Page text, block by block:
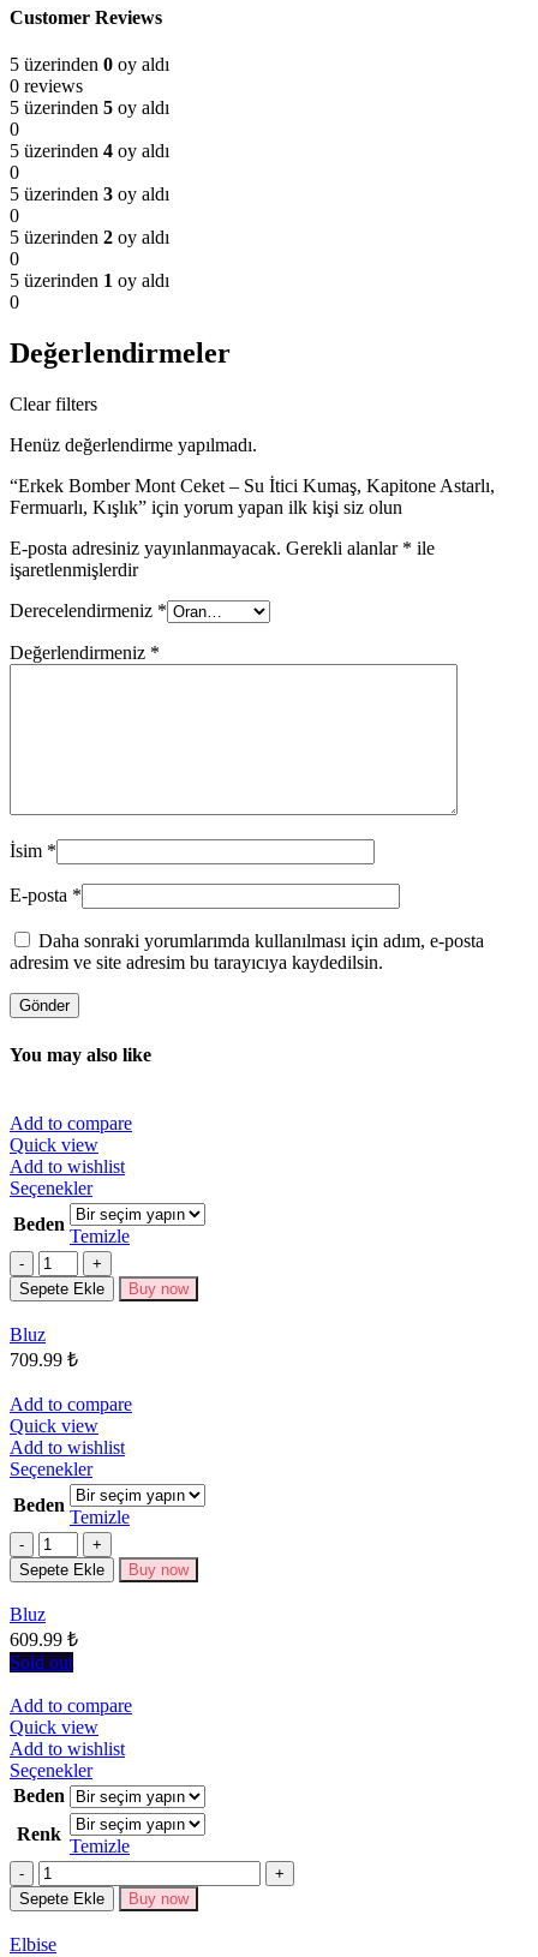
Customer Reviews
5 üzerinden 0 oy aldı
0 reviews
5 üzerinden 5 oy aldı
0
5 üzerinden 4 oy aldı
0
5 üzerinden 3 oy aldı
0
5 üzerinden 2 oy aldı
0
5 üzerinden 1 oy aldı
0
Değerlendirmeler
Clear filters
Henüz değerlendirme yapılmadı.
“Erkek Bomber Mont Ceket – Su İtici Kumaş, Kapitone Astarlı,
Fermuarlı, Kışlık” için yorum yapan ilk kişi siz olun
E-posta adresiniz yayınlanmayacak. Gerekli alanlar * ile
işaretlenmişlerdir
Derecelendirmeniz *
Değerlendirmeniz *
İsim *
E-posta *
Daha sonraki yorumlarımda kullanılması için adım, e-posta
adresim ve site adresim bu tarayıcıya kaydedilsin.
You may also like
Add to compare
Quick view
Add to wishlist
SeçeneklerBu
ürünün
birden
fazla
varyasyonu
var.
Beden
Temizle
Miktar
Sepete Ekle Buy now
Bluz
709.99 ₺
Add to compare
Quick view
Add to wishlist
SeçeneklerBu
ürünün
birden
fazla
varyasyonu
var.
Beden
Temizle
Miktar
Sepete Ekle Buy now
Bluz
609.99 ₺
Sold out
Add to compare
Quick view
Add to wishlist
SeçeneklerBu
ürünün
birden
fazla
varyasyonu
Seçenekler
Beden
Renk
Temizle
Miktar
Sepete Ekle Buy now
Elbise